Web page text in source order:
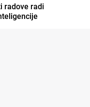
radove radi